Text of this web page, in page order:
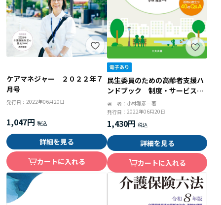
ケアマネジャー ２０２２年７
月号
発行日：2022年06月20日
1,047円
詳細を見る
カートに入れる
民生委員のための高齢者支援ハ
ンドブック 制度・サービスの
活用に役立つ４０のＱ＆Ａ
著 者： 小林雅彦＝著
発行日： 2022年06月20日
1,430円
詳細を見る
カートに入れる